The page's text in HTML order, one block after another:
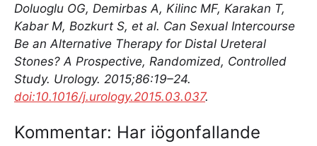
Doluoglu OG, Demirbas A, Kilinc MF, Karakan T,
Kabar M, Bozkurt S, et al. Can Sexual Intercourse
Be an Alternative Therapy for Distal Ureteral
Stones? A Prospective, Randomized, Controlled
Study. Urology. 2015;86:19–24.
doi:10.1016/j.urology.2015.03.037.
Kommentar: Har iögonfallande